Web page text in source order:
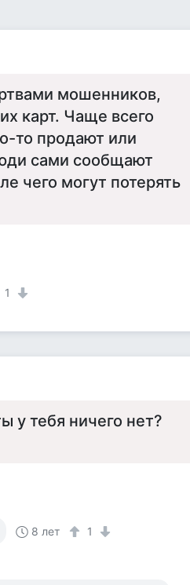
мошенников,
карт. Чаще всего
то продают или
сами сообщают
чего могут потерять
1
у тебя ничего нет?
8 лет 1